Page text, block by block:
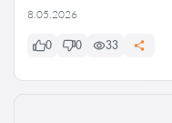
8.05.2026
0 0 33